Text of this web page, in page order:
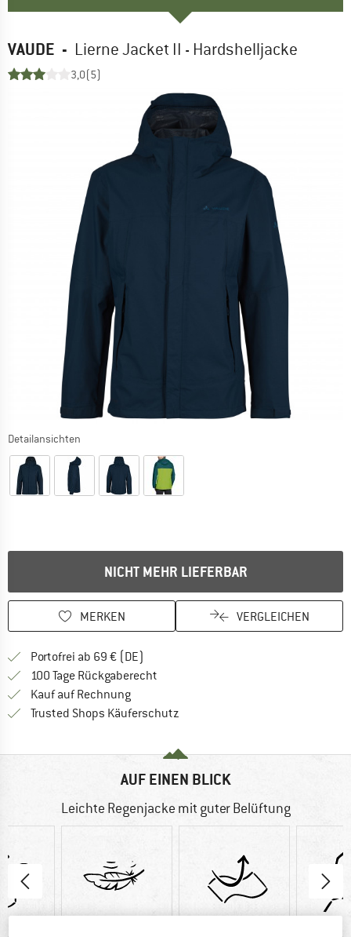
VAUDE - Lierne Jacket II - Hardshelljacke
3,0(5)
Detailansichten
NICHT MEHR LIEFERBAR
MERKEN VERGLEICHEN
Portofrei ab 69 € (DE)
100 Tage Rückgaberecht
Kauf auf RechnungFinde die Zahlungs-Infos hier! Öffnet
Trusted Shops Käuferschutz
AUF EINEN BLICK
Leichte Regenjacke mit guter Belüftung